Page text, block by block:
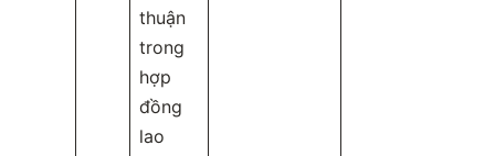
thuận
trong
hợp
đồng
lao